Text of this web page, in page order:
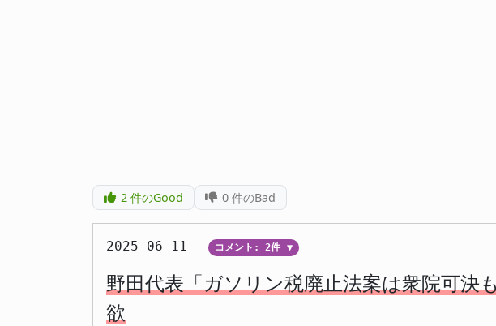
2 件のGood 0 件のBad
2025-06-11 コメント: 2件 ▼
野田代表「ガソリン税廃止法案は衆院可
欲